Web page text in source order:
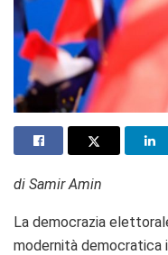
di Samir Amin
La democrazia
modernità democratica